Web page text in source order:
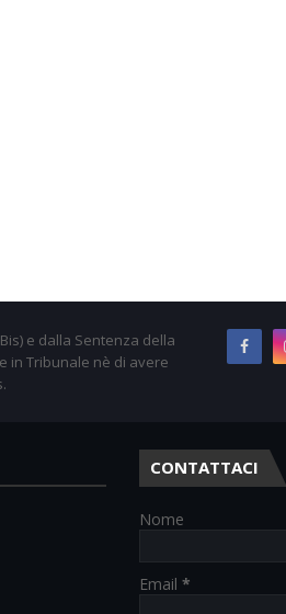
e dalla Sentenza della
in Tribunale nè di avere
CONTATTACI
Nome
Email *